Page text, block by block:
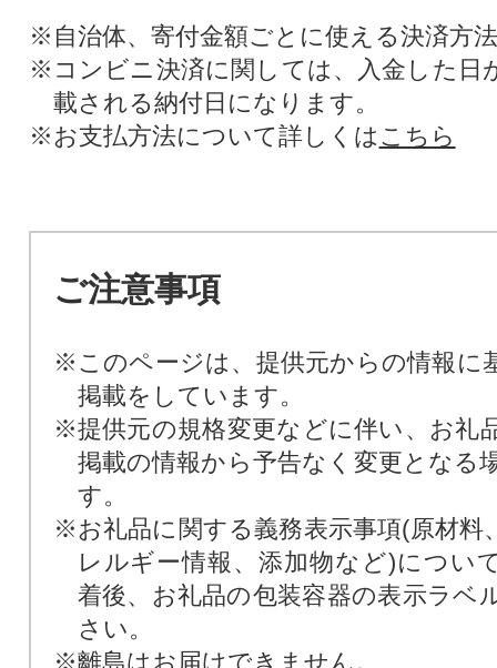
※自治体、寄付金額ごとに使える決済方
※コンビニ決済に関しては、入金した日
載される納付日になります。
※お支払方法について詳しくは こちら
ご注意事項
※このページは、提供元からの情報に
掲載をしています。
※提供元の規格変更などに伴い、お礼
掲載の情報から予告なく変更となる
す。
※お礼品に関する義務表示事項(原材料
レルギー情報、添加物など)につい
着後、お礼品の包装容器の表示ラベ
さい。
※離島はお届けできません。